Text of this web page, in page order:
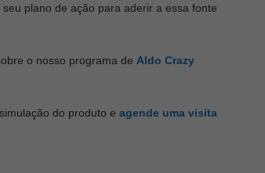
plano de ação para aderir a essa fonte
o nosso programa de Aldo Crazy
simulação do produto e agende uma visita